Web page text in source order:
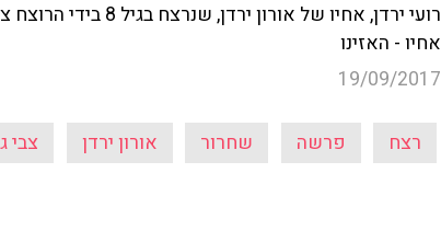
רועי ירדן, אחיו של
אחיו - האזינו
19/09/2017
רצח פרשה שחרור אורון ירדן צבי